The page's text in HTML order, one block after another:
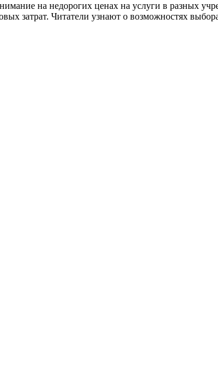
на недорогих ценах на услуги в разных
затрат. Читатели узнают о возможностях